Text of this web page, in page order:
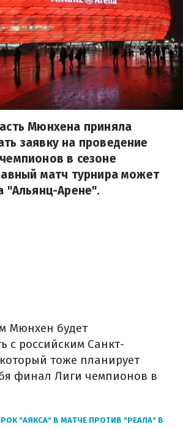
Мюнхена приняла
заявку на проведение
в сезоне
матч турнира может
"Альянц-Арене".
Мюнхен будет
с российским Санкт-
тоже планирует
финал Лиги чемпионов в
"АЯКСА" В МАТЧЕ ПРОТИВ "РЕАЛА" В